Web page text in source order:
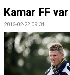
KONTAKT
FYS
TEORI
Kamar FF
2015-02-22 09:34